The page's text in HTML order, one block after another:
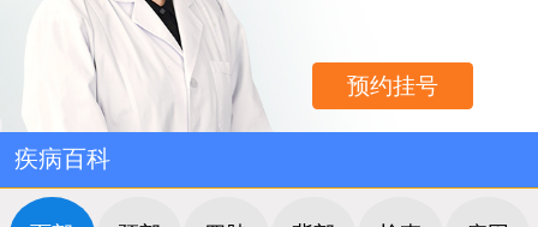
预约挂号
疾病百科